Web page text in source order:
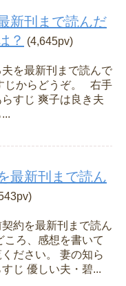
新刊まで読んだ
？ (4,645pv)
を最新刊まで読んで
じからどうぞ。 右手
すじ 爽子は良き夫
最新刊まで読ん
約を最新刊まで読ん
ころ、感想を書いて
ださい。 妻の知ら
じ 優しい夫・碧...